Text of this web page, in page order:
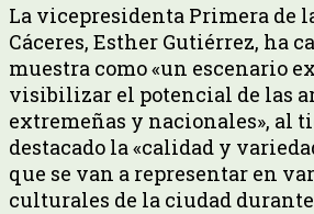
La vicepresidenta Primera de
Cáceres, Esther Gutiérrez, ha
muestra como «un escenario
visibilizar el potencial de las
extremeñas y nacionales», al
destacado la «calidad y
que se van a representar en
culturales de la ciudad durante